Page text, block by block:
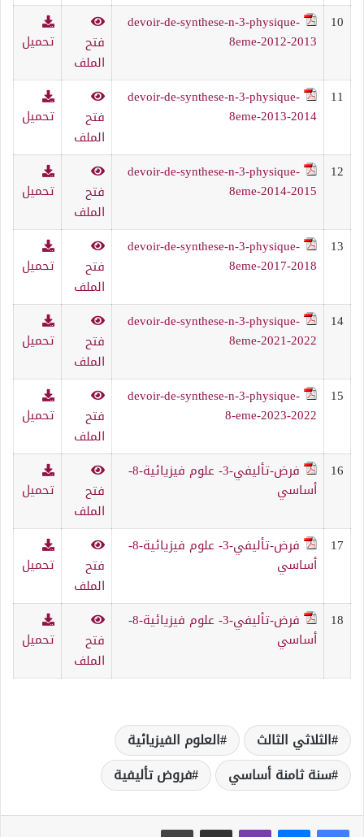
10
devoir-de-synthese-n-3-physique-
8eme-2012-2013
فتح
الملف
تحميل
11
devoir-de-synthese-n-3-physique-
8eme-2013-2014
فتح
الملف
تحميل
12
devoir-de-synthese-n-3-physique-
8eme-2014-2015
فتح
الملف
تحميل
13
devoir-de-synthese-n-3-physique-
8eme-2017-2018
فتح
الملف
تحميل
14
devoir-de-synthese-n-3-physique-
8eme-2021-2022
فتح
الملف
تحميل
15
devoir-de-synthese-n-3-physique-
8-eme-2023-2022
فتح
الملف
تحميل
16
فرض-تأليفي-3- علوم فيزيائية-8-
أساسي
فتح
الملف
تحميل
17
فرض-تأليفي-3- علوم فيزيائية-8-
أساسي
فتح
الملف
تحميل
18
فرض-تأليفي-3- علوم فيزيائية-8-
أساسي
فتح
الملف
تحميل
الثلاثي الثالث
العلوم الفيزيائية
سنة ثامنة أساسي
فروض تأليفية